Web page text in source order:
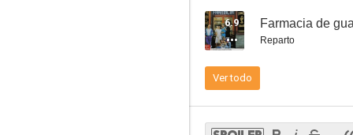
--
6.9 Farmacia de
Reparto
Ver todo